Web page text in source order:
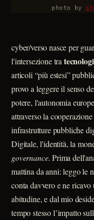
photo by
cyber/verso nasce per
l'intersezione tra
articoli “più estesi”
provo a leggere il senso
potere, l'autonomia
attraverso la
infrastrutture pubbliche
Digitale, l'identità, la
governance. Prima
mattina da anni: leggo le
conta davvero e ne ricavo
abitudine, e dal mio
tempo stesso l’impatto